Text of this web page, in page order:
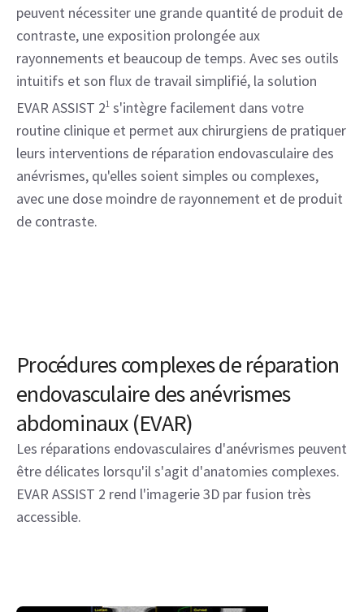
peuvent nécessiter une grande quantité de produit de
contraste, une exposition prolongée aux
rayonnements et beaucoup de temps. Avec ses outils
intuitifs et son flux de travail simplifié, la solution
EVAR ASSIST 21 s'intègre facilement dans votre
routine clinique et permet aux chirurgiens de pratiquer
leurs interventions de réparation endovasculaire des
anévrismes, qu'elles soient simples ou complexes,
avec une dose moindre de rayonnement et de produit
de contraste.
Procédures complexes de réparation
endovasculaire des anévrismes
abdominaux (EVAR)
Les réparations endovasculaires d'anévrismes peuvent
être délicates lorsqu'il s'agit d'anatomies complexes.
EVAR ASSIST 2 rend l'imagerie 3D par fusion très
accessible.